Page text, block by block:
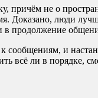
причём не о
Доказано, люди
в продолжение
сообщениям, и
всё ли в порядке,